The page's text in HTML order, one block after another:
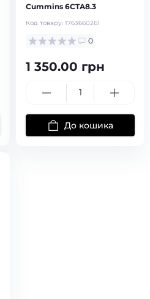
Cummins 6CTA8.3
Код товару: 1763660261
0
1 350.00 грн
До кошика